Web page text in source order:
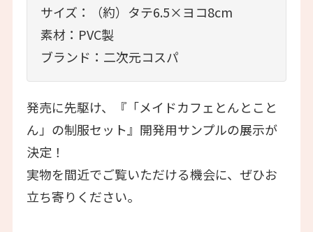
サイズ：（約）タテ6.5×ヨコ8cm
素材：PVC製
ブランド：二次元コスパ
発売に先駆け、『「メイドカフェとんとこと
ん」の制服セット』開発用サンプルの展示が
決定！
実物を間近でご覧いただける機会に、ぜひお
立ち寄りください。